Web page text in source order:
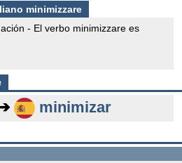
minimizzare
- El verbo minimizzare es
minimizar